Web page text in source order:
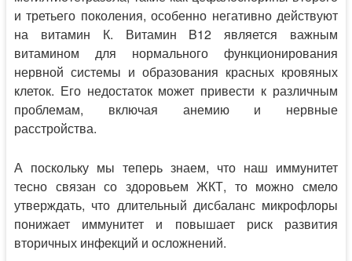
и третьего поколения, особенно негативно действуют
на витамин К. Витамин B12 является важным
витамином для нормального функционирования
нервной системы и образования красных кровяных
клеток. Его недостаток может привести к различным
проблемам, включая анемию и нервные
расстройства.
А поскольку мы теперь знаем, что наш иммунитет
тесно связан со здоровьем ЖКТ, то можно смело
утверждать, что длительный дисбаланс микрофлоры
понижает иммунитет и повышает риск развития
вторичных инфекций и осложнений.